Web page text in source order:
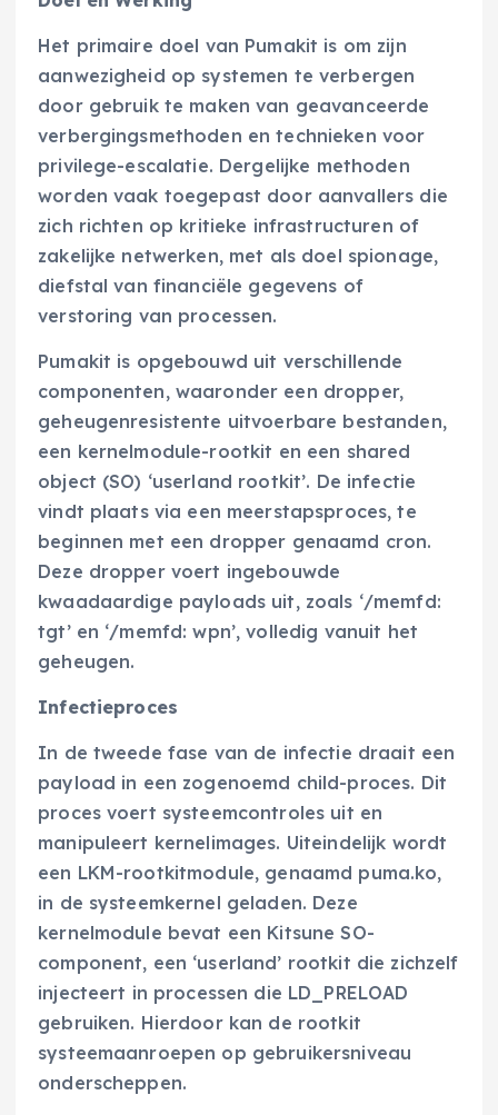
Het primaire doel van Pumakit is om zijn
aanwezigheid op systemen te verbergen
door gebruik te maken van geavanceerde
verbergingsmethoden en technieken voor
privilege-escalatie. Dergelijke methoden
worden vaak toegepast door aanvallers die
zich richten op kritieke infrastructuren of
zakelijke netwerken, met als doel spionage,
diefstal van financiële gegevens of
verstoring van processen.
Pumakit is opgebouwd uit verschillende
componenten, waaronder een dropper,
geheugenresistente uitvoerbare bestanden,
een kernelmodule-rootkit en een shared
object (SO) ‘userland rootkit’. De infectie
vindt plaats via een meerstapsproces, te
beginnen met een dropper genaamd cron.
Deze dropper voert ingebouwde
kwaadaardige payloads uit, zoals ‘/memfd:
tgt’ en ‘/memfd: wpn’, volledig vanuit het
geheugen.
Infectieproces
In de tweede fase van de infectie draait een
payload in een zogenoemd child-proces. Dit
proces voert systeemcontroles uit en
manipuleert kernelimages. Uiteindelijk wordt
een LKM-rootkitmodule, genaamd puma.ko,
in de systeemkernel geladen. Deze
kernelmodule bevat een Kitsune SO-
component, een ‘userland’ rootkit die zichzelf
injecteert in processen die LD_PRELOAD
gebruiken. Hierdoor kan de rootkit
systeemaanroepen op gebruikersniveau
onderscheppen.